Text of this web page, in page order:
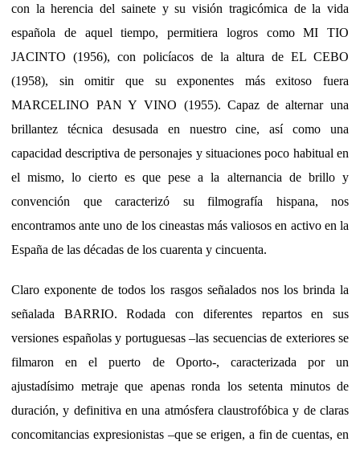
con la herencia del sainete y su visión tragicómica de la vida
española de aquel tiempo, permitiera logros como MI TIO
JACINTO (1956), con policíacos de la altura de EL CEBO
(1958), sin omitir que su exponentes más exitoso fuera
MARCELINO PAN Y VINO (1955). Capaz de alternar una
brillantez técnica desusada en nuestro cine, así como una
capacidad descriptiva de personajes y situaciones poco habitual en
el mismo, lo cierto es que pese a la alternancia de brillo y
convención que caracterizó su filmografía hispana, nos
encontramos ante uno de los cineastas más valiosos en activo en la
España de las décadas de los cuarenta y cincuenta.
Claro exponente de todos los rasgos señalados nos los brinda la
señalada BARRIO. Rodada con diferentes repartos en sus
versiones españolas y portuguesas –las secuencias de exteriores se
filmaron en el puerto de Oporto-, caracterizada por un
ajustadísimo metraje que apenas ronda los setenta minutos de
duración, y definitiva en una atmósfera claustrofóbica y de claras
concomitancias expresionistas –que se erigen, a fin de cuentas, en